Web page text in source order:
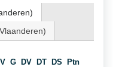
V G DV DT DS Ptn